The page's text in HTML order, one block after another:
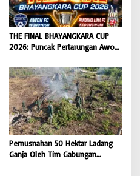
THE FINAL BHAYANGKARA CUP
2026: Puncak Pertarungan Awon
FC Kedungwuni, Siap
Mengguncang Stadion Widya
Manggala Krida
Pemusnahan 50 Hektar Ladang
Ganja Oleh Tim Gabungan